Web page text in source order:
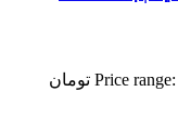
Price range: ۱۲۰,۰۰۰ تومان